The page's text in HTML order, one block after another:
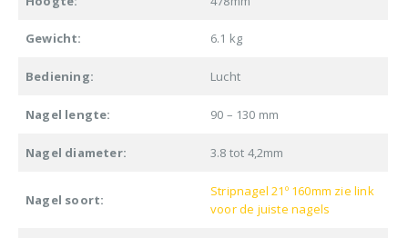
Gewicht: 6.1 kg
Bediening: Lucht
Nagel lengte: 90 – 130 mm
Nagel diameter: 3.8 tot 4,2mm
Nagel soort:
Stripnagel 21º 160mm zie link
voor de juiste nagels